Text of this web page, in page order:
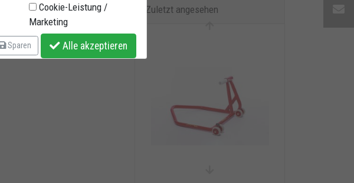
Zuletzt angesehen
Cookie-Leistung /
Marketing
Sparen Alle akzeptieren